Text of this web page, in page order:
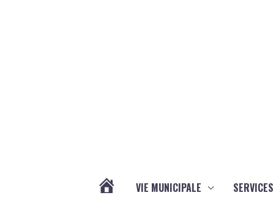
VIE MUNICIPALE SERVICES